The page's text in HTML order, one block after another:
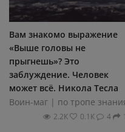
Вам знакомо выражение
«Выше головы не
прыгнешь»? Это
заблуждение. Человек
может всё. Никола Тесла
Воин-маг | по тропе
2.2К 0.1К 4